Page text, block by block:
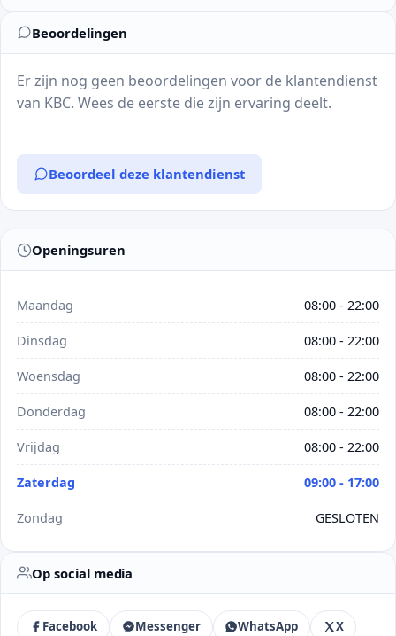
Beoordelingen
Er zijn nog geen beoordelingen voor de klantendienst
van KBC. Wees de eerste die zijn ervaring deelt.
Beoordeel deze klantendienst
Openingsuren
Maandag 08:00 - 22:00
Dinsdag 08:00 - 22:00
Woensdag 08:00 - 22:00
Donderdag 08:00 - 22:00
Vrijdag 08:00 - 22:00
Zaterdag 09:00 - 17:00
Zondag GESLOTEN
Op social media
Facebook Messenger WhatsApp X